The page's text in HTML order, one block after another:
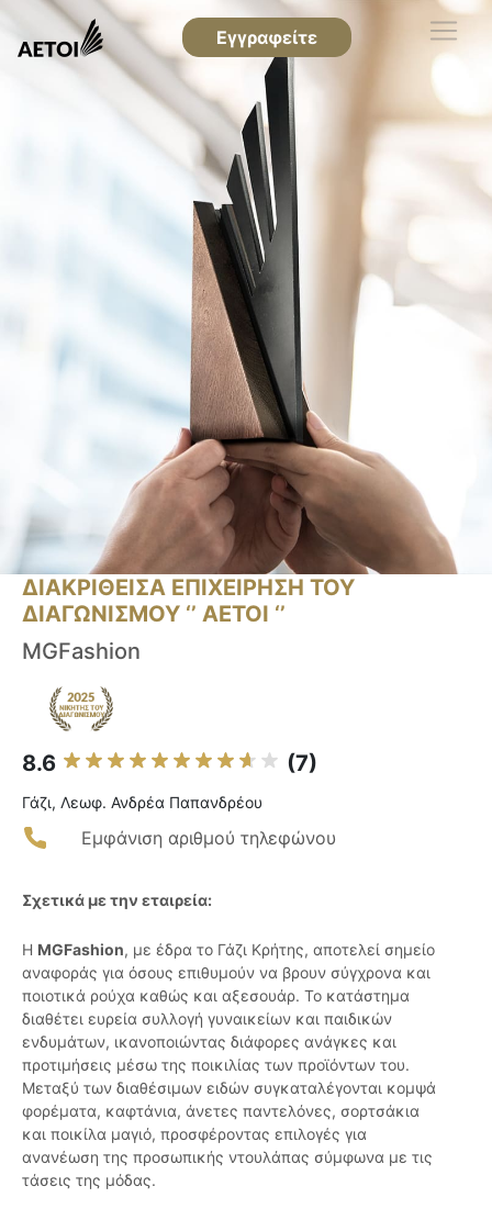
Εγγραφείτε
ΔΙΑΚΡΙΘΕΙΣΑ ΕΠΙΧΕΙΡΗΣΗ ΤΟΥ
ΔΙΑΓΩΝΙΣΜΟΥ ‘’ ΑΕΤΟΙ ‘’
MGFashion
8.6 (7)
Γάζι, Λεωφ. Ανδρέα Παπανδρέου
Εμφάνιση αριθμού τηλεφώνου
Σχετικά με την εταιρεία:
Η MGFashion, με έδρα το Γάζι Κρήτης, αποτελεί σημείο
αναφοράς για όσους επιθυμούν να βρουν σύγχρονα και
ποιοτικά ρούχα καθώς και αξεσουάρ. Το κατάστημα
διαθέτει ευρεία συλλογή γυναικείων και παιδικών
ενδυμάτων, ικανοποιώντας διάφορες ανάγκες και
προτιμήσεις μέσω της ποικιλίας των προϊόντων του.
Μεταξύ των διαθέσιμων ειδών συγκαταλέγονται κομψά
φορέματα, καφτάνια, άνετες παντελόνες, σορτσάκια
και ποικίλα μαγιό, προσφέροντας επιλογές για
ανανέωση της προσωπικής ντουλάπας σύμφωνα με τις
τάσεις της μόδας.